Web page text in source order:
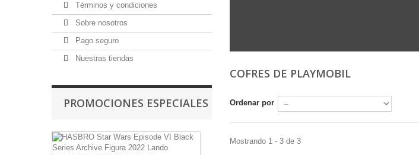
Términos y condiciones
Sobre nosotros
Pago seguro
Nuestras tiendas
PROMOCIONES ESPECIALES
COFRES DE PLAYMOBIL
Ordenar por
Mostrando 1 - 3 de 3